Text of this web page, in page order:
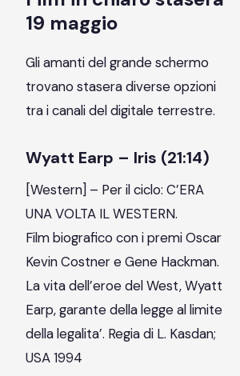
19 maggio
Gli amanti del grande schermo
trovano stasera diverse opzioni
tra i canali del digitale terrestre.
Wyatt Earp – Iris (21:14)
[Western] – Per il ciclo: C’ERA
UNA VOLTA IL WESTERN.
Film biografico con i premi Oscar
Kevin Costner e Gene Hackman.
La vita dell’eroe del West, Wyatt
Earp, garante della legge al limite
della legalita’. Regia di L. Kasdan;
USA 1994